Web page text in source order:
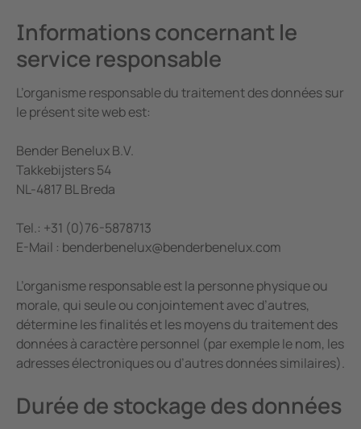
Informations concernant le
service responsable
L’organisme responsable du traitement des données sur
le présent site web est:
Bender Benelux B.V.
Takkebijsters 54
NL-4817 BL Breda
Tel.: +31 (0)76-5878713
E-Mail : benderbenelux@benderbenelux.com
L’organisme responsable est la personne physique ou
morale, qui seule ou conjointement avec d’autres,
détermine les finalités et les moyens du traitement des
données à caractère personnel (par exemple le nom, les
adresses électroniques ou d’autres données similaires).
Durée de stockage des données